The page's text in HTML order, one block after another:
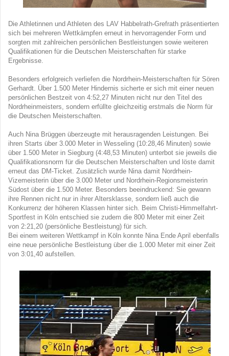
Die Athletinnen und Athleten des LAV Habbelrath-Grefrath präsentierten
sich bei mehreren Wettkämpfen erneut in hervorragender Form und
sorgten mit zahlreichen persönlichen Bestleistungen sowie weiteren
Qualifikationen für die Deutschen Meisterschaften für starke
Ergebnisse.
Besonders erfolgreich verliefen die Nordrhein-Meisterschaften für Sören
Gerhardt. Über 1.500 Meter Hindernis sicherte er sich mit einer neuen
persönlichen Bestzeit von 4:52,27 Minuten nicht nur den Titel des
Nordrheinmeisters, sondern erfüllte gleichzeitig erstmals die Norm für
die Deutschen Meisterschaften.
Auch Nina Brüggen überzeugte mit herausragenden Leistungen. Bei
ihren Starts über 3.000 Meter in Wesseling (10:28,46 Minuten) sowie
über 1.500 Meter in Siegburg (4:48,53 Minuten) unterbot sie jeweils die
Qualifikationsnorm für die Deutschen Meisterschaften und löste damit
erneut das DM-Ticket. Zusätzlich wurde Nina damit Nordrhein-
Vizemeisterin über die 3.000 Meter und Nordrhein-Regionsmeisterin
Südost über die 1.500 Meter. Besonders beeindruckend: Sie gewann
ihre Rennen nicht nur in ihrer Altersklasse, sondern ließ auch die
Konkurrenz der höheren Klassen hinter sich. Beim Christi-Himmelfahrt-
Sportfest in Köln entschied sie zudem die 800 Meter mit einer Zeit
von 2:21,20 (persönliche Bestleistung) für sich.
Bei einem weiteren Wettkampf in Köln konnte Nina Ende April ebenfalls
eine neue persönliche Bestleistung über die 1.000 Meter mit einer Zeit
von 3:01,40 aufstellen.